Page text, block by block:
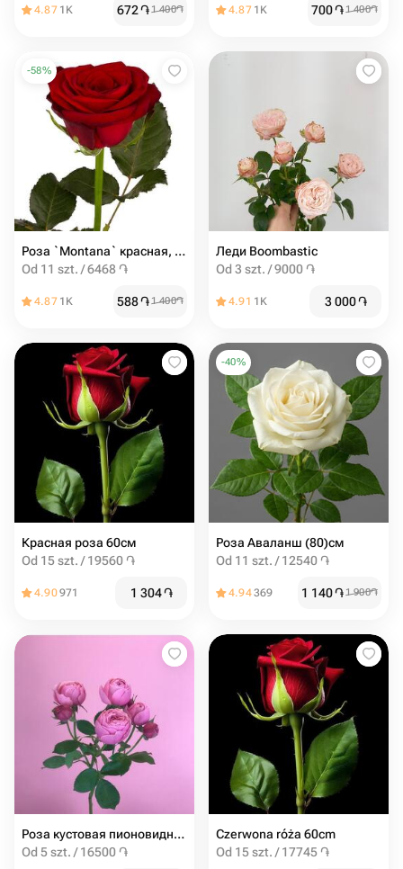
4.87 1K 672֏1 400֏ 4.87 1K 700֏1 400֏
-58%
Роза `Montana` красная, 80см
Od 11 szt. / 6468 ֏
4.87 1K 588֏1 400֏
Леди Boombastic
Od 3 szt. / 9000 ֏
4.91 1K 3 000֏
Красная роза 60см
Od 15 szt. / 19560 ֏
4.90971 1 304֏
-40%
Роза Аваланш (80)см
Od 11 szt. / 12540 ֏
4.94369 1 140֏1 900֏
Роза кустовая пионовидная Сильва Пинк от 5шт
Od 5 szt. / 16500 ֏
Czerwona róża 60cm
Od 15 szt. / 17745 ֏